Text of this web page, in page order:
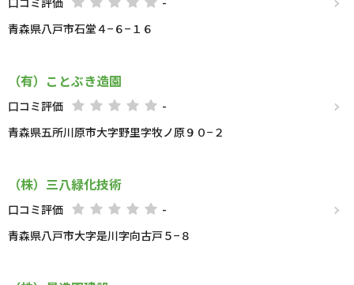
青森県八戸市石堂４−６−１６
（有）ことぶき造園
口コミ評価
-
青森県五所川原市大字野里字牧ノ原９０−２
（株）三八緑化技術
口コミ評価
-
青森県八戸市大字是川字向古戸５−８